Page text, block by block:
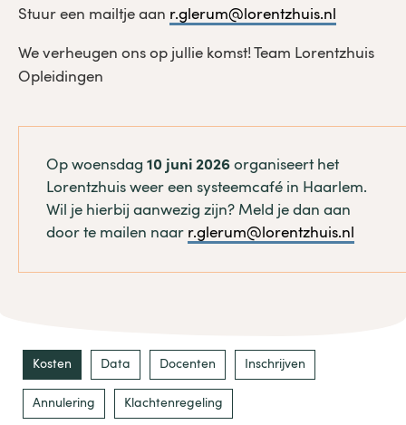
Stuur een mailtje aan r.glerum@lorentzhuis.nl
We verheugen ons op jullie komst! Team Lorentzhuis
Opleidingen
Op woensdag 10 juni 2026 organiseert het
Lorentzhuis weer een systeemcafé in Haarlem.
Wil je hierbij aanwezig zijn? Meld je dan aan
door te mailen naar r.glerum@lorentzhuis.nl
Kosten Data Docenten Inschrijven
Annulering Klachtenregeling